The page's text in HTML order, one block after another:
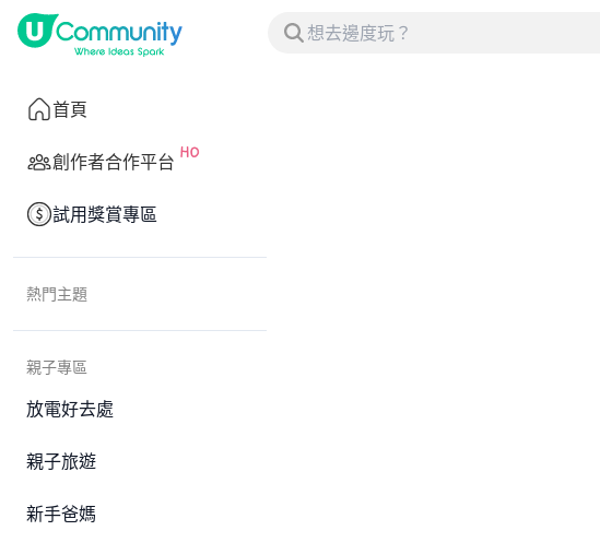
首頁
創作者合作平台
試用獎賞專區
熱門主題
親子專區
放電好去處
親子旅遊
新手爸媽